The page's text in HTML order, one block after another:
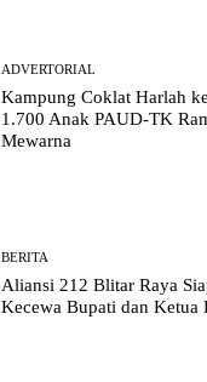
ADVERTORIAL
Kampung Coklat Harlah
1.700 Anak PAUD-TK
Mewarna
BERITA
Aliansi 212 Blitar Raya
Kecewa Bupati dan Ketua